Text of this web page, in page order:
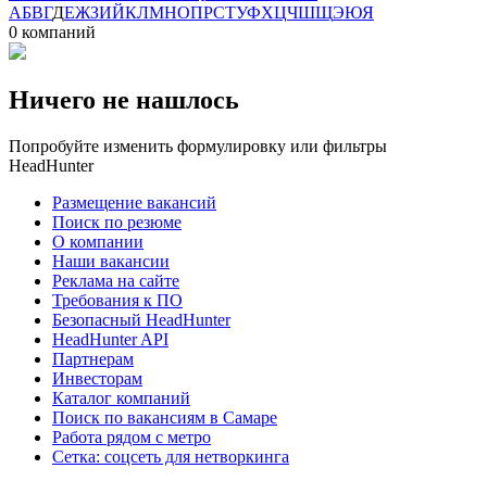
АБВГДЕЖЗИЙКЛМНОПРСТУФХЦЧШЩЭЮЯ
0 компаний
Ничего не нашлось
Попробуйте изменить формулировку или фильтры
HeadHunter
Размещение вакансий
Поиск по резюме
О компании
Наши вакансии
Реклама на сайте
Требования к ПО
Безопасный HeadHunter
HeadHunter API
Партнерам
Инвесторам
Каталог компаний
Поиск по вакансиям в Самаре
Работа рядом с метро
Сетка: соцсеть для нетворкинга